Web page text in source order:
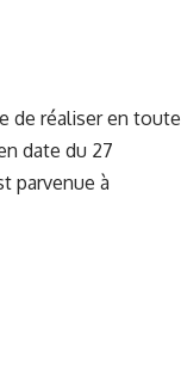
de réaliser en toute
date du 27
parvenue à